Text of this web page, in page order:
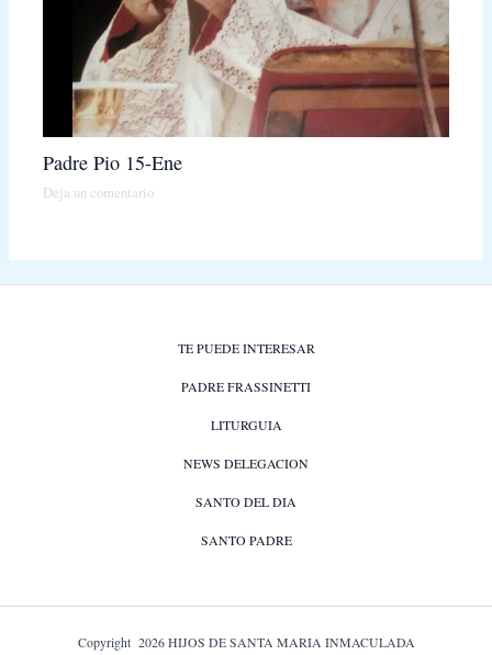
Padre Pio 15-Ene
Deja un comentario
TE PUEDE INTERESAR
PADRE FRASSINETTI
LITURGUIA
NEWS DELEGACION
SANTO DEL DIA
SANTO PADRE
Copyright 2026 HIJOS DE SANTA MARIA INMACULADA